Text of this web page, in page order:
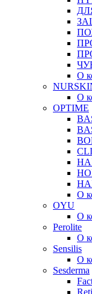
О
О
OPTIME
О
OYU
О
Perolite
О
Sensilis
О
Sesderma